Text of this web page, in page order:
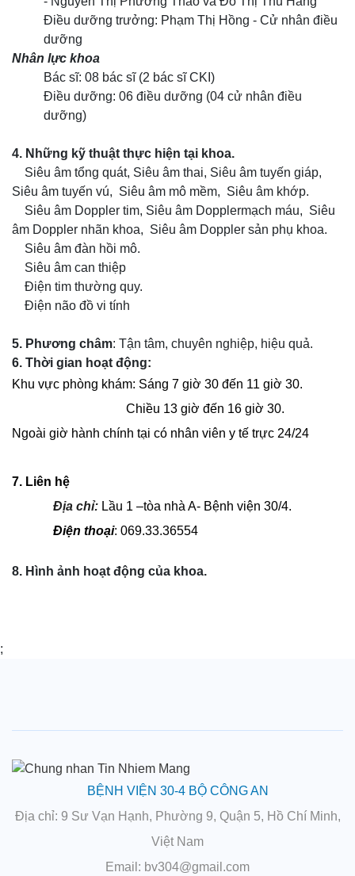
Điều dưỡng trưởng: Phạm Thị Hồng - Cử nhân điều
dưỡng
Nhân lực khoa
Bác sĩ: 08 bác sĩ (2 bác sĩ CKI)
Điều dưỡng: 06 điều dưỡng (04 cử nhân điều
dưỡng)
4. Những kỹ thuật thực hiện tại khoa.
Siêu âm tổng quát, Siêu âm thai, Siêu âm tuyến giáp,
Siêu âm tuyến vú, Siêu âm mô mềm, Siêu âm khớp.
Siêu âm Doppler tim, Siêu âm Dopplermạch máu, Siêu
âm Doppler nhãn khoa, Siêu âm Doppler sản phụ khoa.
Siêu âm đàn hồi mô.
Siêu âm can thiệp
Điện tim thường quy.
Điện não đồ vi tính
5. Phương châm: Tận tâm, chuyên nghiệp, hiệu quả.
6. Thời gian hoạt động:
Khu vực phòng khám: Sáng 7 giờ 30 đến 11 giờ 30.
Chiều 13 giờ đến 16 giờ 30.
Ngoài giờ hành chính tại có nhân viên y tế trực 24/24
7. Liên hệ
Địa chỉ: Lầu 1 –tòa nhà A- Bệnh viện 30/4.
Điện thoại: 069.33.36554
8. Hình ảnh hoạt động của khoa.
;
BỆNH VIỆN 30-4 BỘ CÔNG AN
Địa chỉ: 9 Sư Vạn Hạnh, Phường 9, Quận 5, Hồ Chí Minh,
Việt Nam
Email : bv304@gmail.com